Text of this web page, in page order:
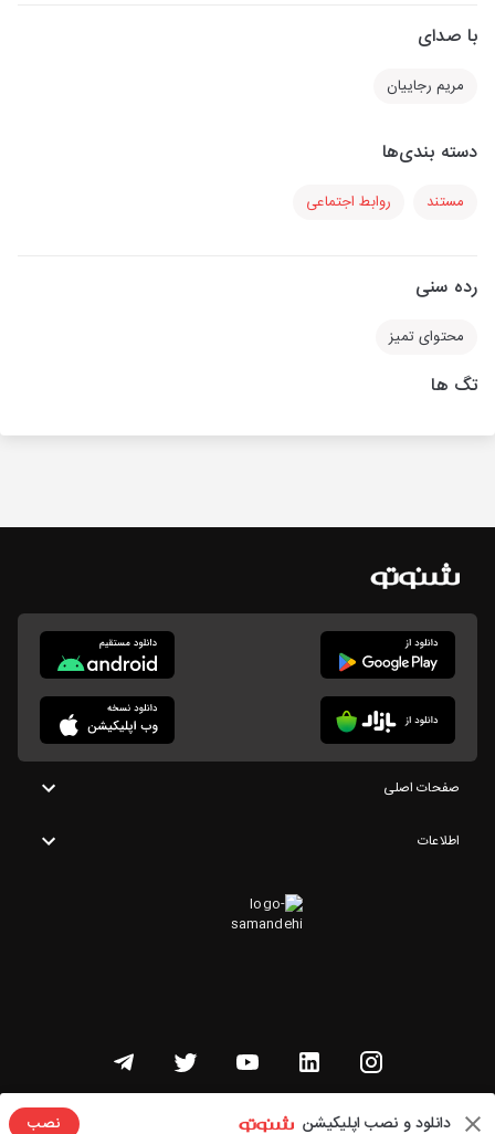
با صدای
مریم رجاییان
دسته بندی‌ها
مستند روابط اجتماعی
رده سنی
محتوای تمیز
تگ ها
دانلود و نصب اپلیکیشن نصب
صفحات اصلی
اطلاعات
تمامی حقوق این وبسایت متعلق به شنوتو است